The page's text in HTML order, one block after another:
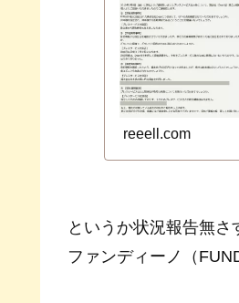
reeell.com
というか状況報告無さ
ファンディーノ（